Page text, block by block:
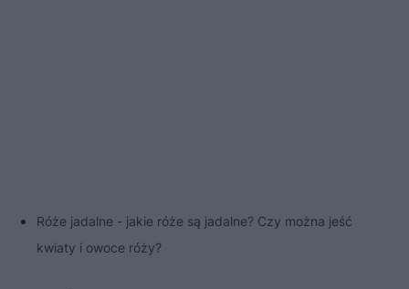
Róże jadalne - jakie róże są jadalne? Czy można jeść
kwiaty i owoce róży?